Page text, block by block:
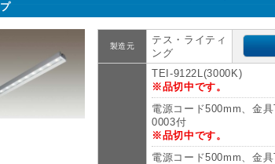
プ
製造元
テス・ライティ
ング
TEI-9122L(3000K)
※品切中です。
電源コード500mm、金
0003付
※品切中です。
電源コード500mm、金